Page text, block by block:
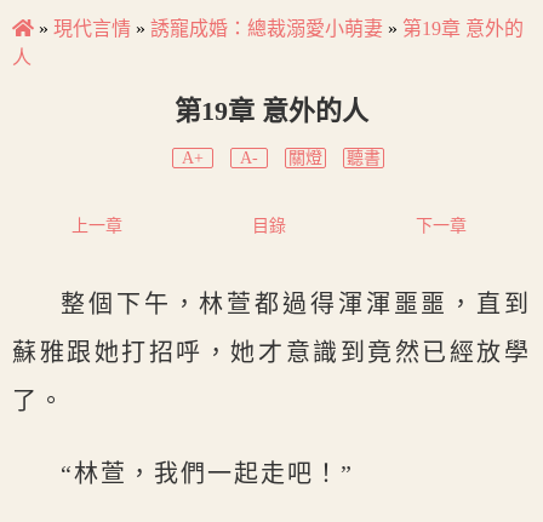
» 現代言情 » 誘寵成婚：總裁溺愛小萌妻 » 第19章 意外的
人
第19章 意外的人
A+ A- 關燈 聽書
上一章 目錄 下一章
整個下午，林萱都過得渾渾噩噩，直到
蘇雅跟她打招呼，她才意識到竟然已經放學
了。
“林萱，我們一起走吧！”